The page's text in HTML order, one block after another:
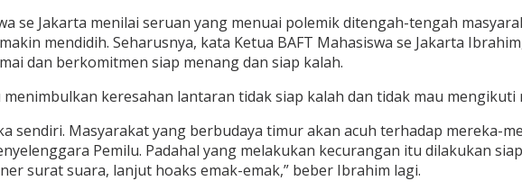
se Jakarta menilai seruan yang menuai polemik ditengah-tengah
mendidih. Seharusnya, kata Ketua BAFT Mahasiswa se Jakarta
dan berkomitmen siap menang dan siap kalah.
menimbulkan keresahan lantaran tidak siap kalah dan tidak mau
sendiri. Masyarakat yang berbudaya timur akan acuh terhadap mereka-
Pemilu. Padahal yang melakukan kecurangan itu dilakukan
surat suara, lanjut hoaks emak-emak,” beber Ibrahim lagi.